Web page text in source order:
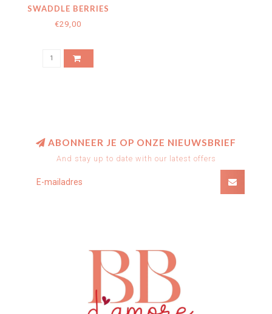
SWADDLE BERRIES
(120X120)
€29,00
ABONNEER JE OP ONZE NIEUWSBRIEF
And stay up to date with our latest offers